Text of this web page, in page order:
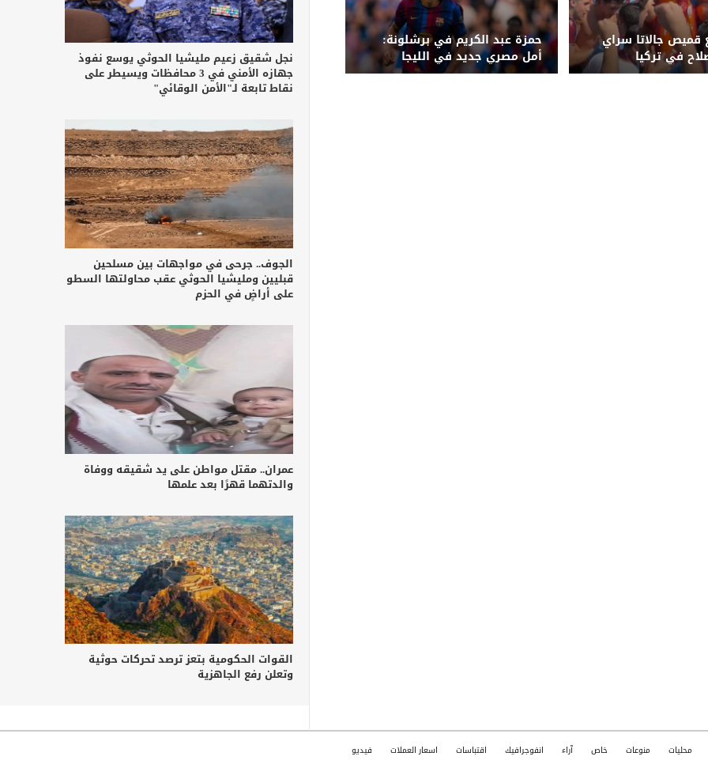
جالاتا سراي
في تركيا
حمزة عبد الكريم في برشلونة:
أمل مصري جديد في الليجا نجل شقيق زعيم مليشيا الحوثي يوسع نفوذ
جهازه الأمني في 3 محافظات ويسيطر على
نقاط تابعة لـ"الأمن الوقائي"
الجوف.. جرحى في مواجهات بين مسلحين
قبليين ومليشيا الحوثي عقب محاولتها السطو
على أراضٍ في الحزم
عمران.. مقتل مواطن على يد شقيقه ووفاة
والدتهما قهرًا بعد علمها
القوات الحكومية بتعز ترصد تحركات حوثية
وتعلن رفع الجاهزية
محليات منوعات خاص آراء انفوجرافيك اقتباسات اسعار العملات فيديو